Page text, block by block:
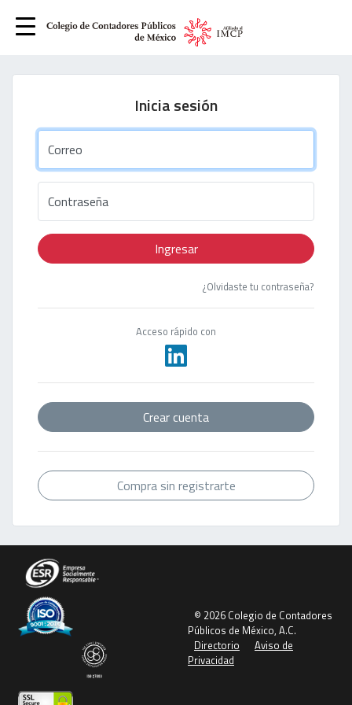
Inicia sesión
Correo
Contraseña
Ingresar
¿Olvidaste tu contraseña?
Acceso rápido con
Crear cuenta
Compra sin registrarte
© 2026 Colegio de Contadores
Públicos de México, A.C.
Directorio
Aviso de
Privacidad